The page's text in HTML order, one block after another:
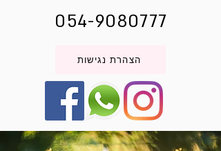
054-9080777
הצהרת נגישות